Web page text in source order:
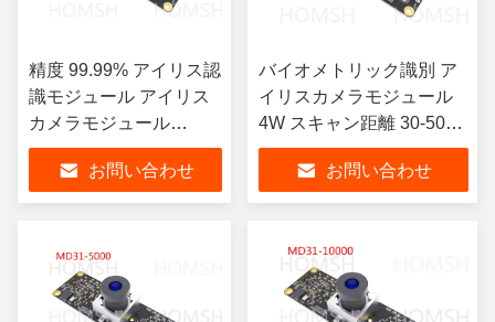
精度 99.99% アイリス認
識モジュール アイリス
カメラモジュール
0~6000ルックス
お問い合わせ
バイオメトリック識別 ア
イリスカメラモジュール
4W スキャン距離 30-50
Cm
お問い合わせ